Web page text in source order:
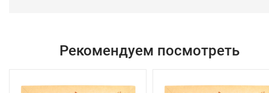
Рекомендуем посмотреть